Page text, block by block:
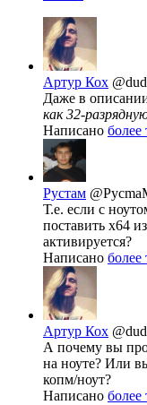
Артур Кох
Даже в
как 32-
Написано более
Рустам
Т.е. если с
поставить х64
активируется?
Написано более
Артур Кох
А почему вы
на ноуте? Или
копм/ноут?
Написано более